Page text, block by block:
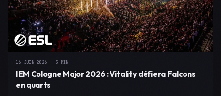
16 JUIN 2026 3 MIN
IEM Cologne Major 2026 : Vitality défiera Falcons
en quarts